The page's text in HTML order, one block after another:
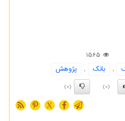
1565
, بانك ,
پژوهش
(0)
(0)
X